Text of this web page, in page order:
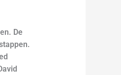
De